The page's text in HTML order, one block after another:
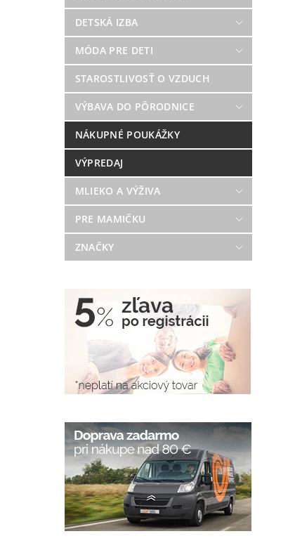
DETSKÁ IZBA
MÓDA PRE DETI
STAROSTLIVOSŤ O VZDUCH
VÝBAVA DO PÔRODNICE
NÁKUPNÉ POUKÁŽKY
VÝPREDAJ
MLIEKO A VÝŽIVA
PRE MAMIČKU
ZNAČKY